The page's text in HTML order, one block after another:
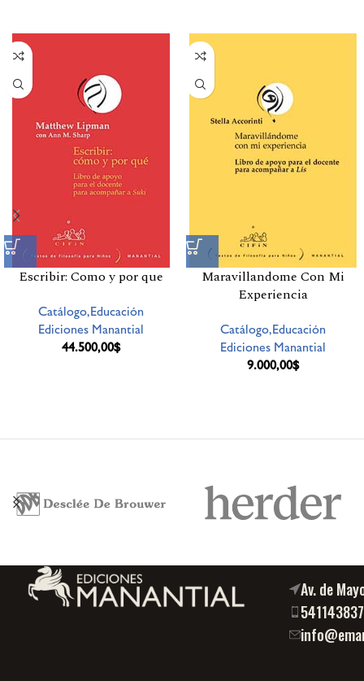
Escribir: Como y por que
Catálogo,Educación
Ediciones Manantial
44.500,00$
Maravillandome Con Mi
Experiencia
Catálogo,Educación
Ediciones Manantial
9.000,00$
Av. de